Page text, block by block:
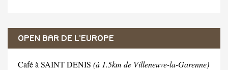
OPEN BAR DE L'EUROPE
Café à SAINT DENIS (à 1.5km de Villeneuve-la-Garenne)